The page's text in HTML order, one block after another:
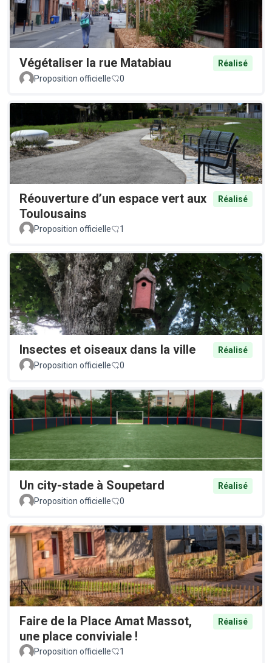
Végétaliser la rue Matabiau
Réalisé
Proposition officielle
0
Réouverture d’un espace vert aux
Toulousains
Réalisé
Proposition officielle 1
Insectes et oiseaux dans la ville
Réalisé
Proposition officielle
0
Un city-stade à Soupetard
Réalisé
Proposition officielle
0
Faire de la Place Amat Massot,
une place conviviale !
Réalisé
Proposition officielle 1